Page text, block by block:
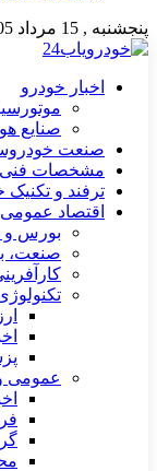
پنجشنبه , 15 مرداد 1405
اخبار خودرو
صنایع
صنعت
مشخصات فنی
ترفند و تکنیک
اقتصاد عمومی
بورس و
صنعت،
عمومی